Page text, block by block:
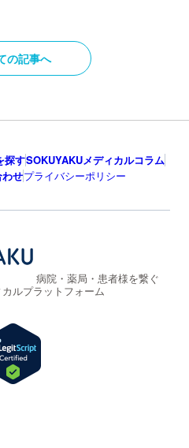
の記事へ
探すSOKUYAKUメディカルコラム
せプライバシーポリシー
病院・薬局・患者様を繋ぐ
ルプラットフォーム